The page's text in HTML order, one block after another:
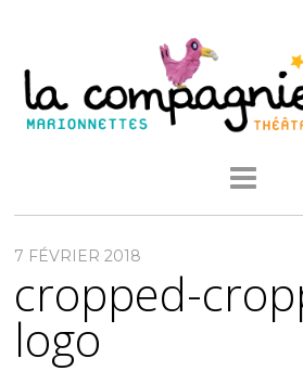
7 FÉVRIER 2018
cropped-
logo